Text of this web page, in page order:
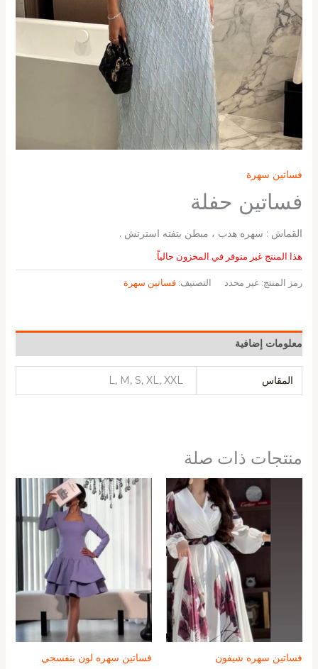
فساتين سهرة
فساتين حفلة
القماش : سهره هدب ، مبطن بتفته استرتش .
هذا المنتج غير متوفر في المخزون حالياً.
رمز المنتج: غير محدد التصنيف: فساتين سهرة
معلومات إضافية
المقاس L, M, S, XL, XXL
منتجات ذات صلة
فساتين سهره شيفون فساتين سهره لون بنفسجي